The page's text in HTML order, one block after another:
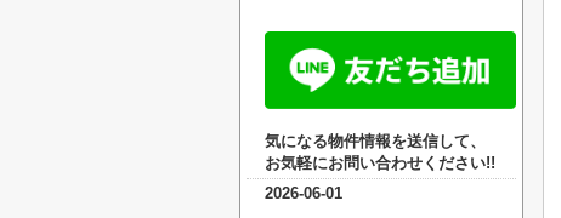
気になる物件情報を送信して、
お気軽にお問い合わせください!!
2026-06-01